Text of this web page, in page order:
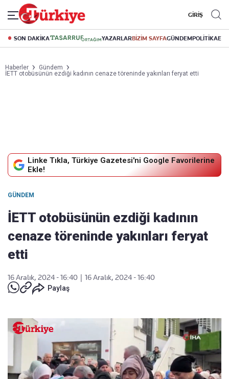
GİRİŞ
SON DAKİKA YAZARLARBİZİM SAYFAGÜNDEMPOLİTİKA
Haberler
Gündem
İETT otobüsünün ezdiği kadının cenaze töreninde yakınları feryat etti
Linke Tıkla, Türkiye Gazetesi'ni Google Favorilerine
Ekle!
GÜNDEM
İETT otobüsünün ezdiği kadının
cenaze töreninde yakınları feryat
etti
16 Aralık, 2024 - 16:40
16 Aralık, 2024 - 16:40
Paylaş